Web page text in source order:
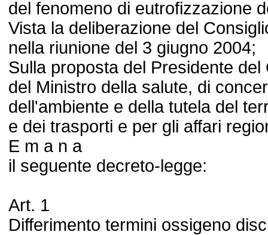
del fenomeno di eutrofizzazione
Vista la deliberazione del
nella riunione del 3 giugno 2004;
Sulla proposta del Presidente
del Ministro della salute, di
dell'ambiente e della tutela del
e dei trasporti e per gli affari
E m a n a
il seguente decreto-legge:
Art. 1
Differimento termini ossigeno